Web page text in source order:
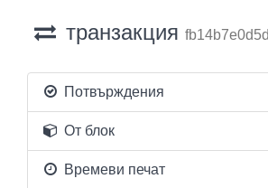
транзакция
Потвърждения
От блок
Времеви печат